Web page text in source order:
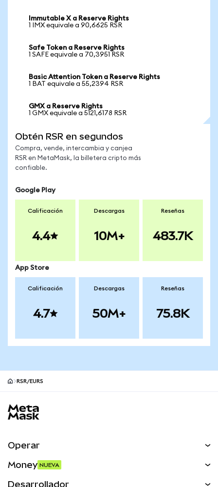
Immutable X a Reserve Rights
1 IMX equivale a 90,6625 RSR
Safe Token a Reserve Rights
1 SAFE equivale a 70,3951 RSR
Basic Attention Token a Reserve Rights
1 BAT equivale a 55,2394 RSR
GMX a Reserve Rights
1 GMX equivale a 5121,6178 RSR
Obtén RSR en segundos
Compra, vende, intercambia y canjea
RSR en MetaMask, la billetera cripto más
confiable.
Google Play
Calificación
4.4
Descargas
10M+
Reseñas
483.7K
App Store
Calificación
4.7
Descargas
50M+
Reseñas
75.8K
RSR/EURS
Operar
Money NUEVA
Desarrollador